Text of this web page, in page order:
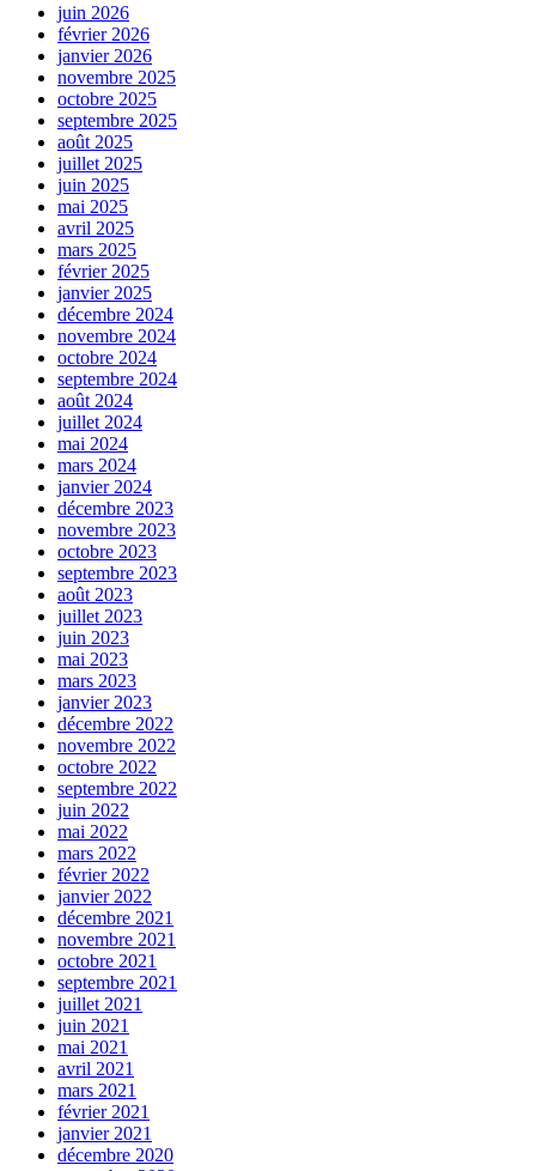
juin 2026
février 2026
janvier 2026
novembre 2025
octobre 2025
septembre 2025
août 2025
juillet 2025
juin 2025
mai 2025
avril 2025
mars 2025
février 2025
janvier 2025
décembre 2024
novembre 2024
octobre 2024
septembre 2024
août 2024
juillet 2024
mai 2024
mars 2024
janvier 2024
décembre 2023
novembre 2023
octobre 2023
septembre 2023
août 2023
juillet 2023
juin 2023
mai 2023
mars 2023
janvier 2023
décembre 2022
novembre 2022
octobre 2022
septembre 2022
juin 2022
mai 2022
mars 2022
février 2022
janvier 2022
décembre 2021
novembre 2021
octobre 2021
septembre 2021
juillet 2021
juin 2021
mai 2021
avril 2021
mars 2021
février 2021
janvier 2021
décembre 2020